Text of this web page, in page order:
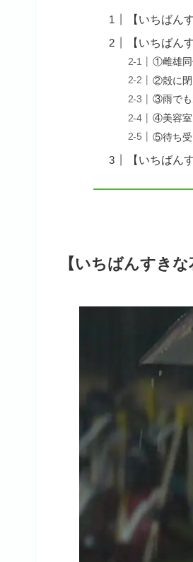
【いちばん
【いちばん
①雌雄同
②殻に閉
③雨でも
④美容室
⑤待ち受
【いちばん
【いちばんすき